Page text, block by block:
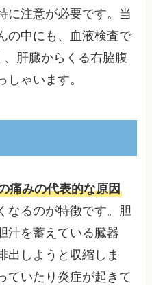
に注意が必要です。当
の中にも、血液検査で
肝臓からくる右脇腹
しゃいます。
痛みの代表的な原因
なるのが特徴です。胆
汁を蓄えている臓器
出しようと収縮しま
ていたり炎症が起きて